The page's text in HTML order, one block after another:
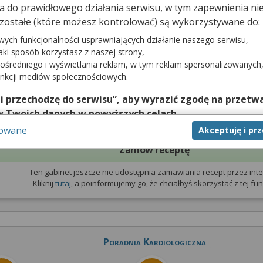
udostępnia
prywatnymi
Pierwsza wizyta NFZ
Gabinet nie udostępnia terminarza
z pierwszorazowymiwizytami
Zamów receptę
Ten gabinet jeszcze nie udostępnia zamawiania recept przez
Kliknijtutaj, a poinformujemy go, że chciałbyś skorzystać z tej
Poradnia Kardiologiczna
do prawidłowego działania serwisu, w tym zapewnienia
(które możesz kontrolować) są wykorzystywane do:
funkcjonalności usprawniających działanie naszego serwisu,
sposób korzystasz z naszej strony,
i wyświetlania reklam, w tym reklam spersonalizowanych,
mediów społecznościowych.
przechodzę do serwisu”, aby wyrazić zgodę na
danych w powyższych celach.
zgody jest dobrowolne, a wyrażoną zgodę możesz w
na przetwarzanie Twoich danych tylko w niektórych
lub chcesz przeprowadzić konfigurację szczegółową, to
zaawansowanych”.
Akceptuję i